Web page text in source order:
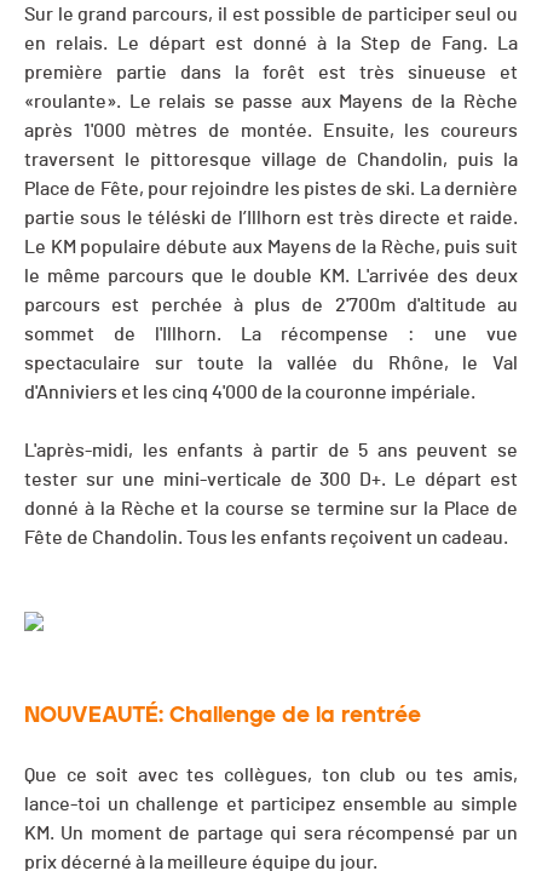
Sur le grand parcours, il est possible de participer seul ou
en relais. Le départ est donné à la Step de Fang. La
première partie dans la forêt est très sinueuse et
«roulante». Le relais se passe aux Mayens de la Rèche
après 1'000 mètres de montée. Ensuite, les coureurs
traversent le pittoresque village de Chandolin, puis la
Place de Fête, pour rejoindre les pistes de ski. La dernière
partie sous le téléski de l’Illhorn est très directe et raide.
Le KM populaire débute aux Mayens de la Rèche, puis suit
le même parcours que le double KM. L'arrivée des deux
parcours est perchée à plus de 2'700m d'altitude au
sommet de l'Illhorn. La récompense : une vue
spectaculaire sur toute la vallée du Rhône, le Val
d'Anniviers et les cinq 4'000 de la couronne impériale.
L'après-midi, les enfants à partir de 5 ans peuvent se
tester sur une mini-verticale de 300 D+. Le départ est
donné à la Rèche et la course se termine sur la Place de
Fête de Chandolin. Tous les enfants reçoivent un cadeau.
NOUVEAUTÉ: Challenge de la rentrée
Que ce soit avec tes collègues, ton club ou tes amis,
lance-toi un challenge et participez ensemble au simple
KM. Un moment de partage qui sera récompensé par un
prix décerné à la meilleure équipe du jour.